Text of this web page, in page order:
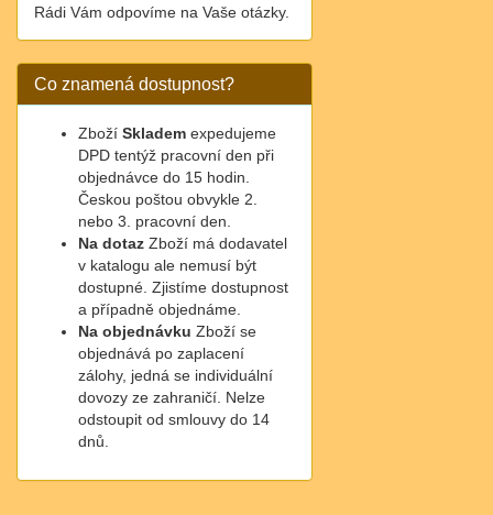
Rádi Vám odpovíme na Vaše otázky.
Co znamená dostupnost?
Zboží Skladem expedujeme
DPD tentýž pracovní den při
objednávce do 15 hodin.
Českou poštou obvykle 2.
nebo 3. pracovní den.
Na dotaz Zboží má dodavatel
v katalogu ale nemusí být
dostupné. Zjistíme dostupnost
a případně objednáme.
Na objednávku Zboží se
objednává po zaplacení
zálohy, jedná se individuální
dovozy ze zahraničí. Nelze
odstoupit od smlouvy do 14
dnů.